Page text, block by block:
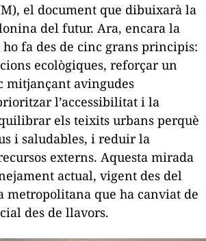
el document que dibuixarà la
del futur. Ara, encara la
fa des de cinc grans principis:
ecològiques, reforçar un
mitjançant avingudes
l’accessibilitat i la
els teixits urbans perquè
i saludables, i reduir la
externs. Aquesta mirada
actual, vigent des del
metropolitana que ha canviat de
des de llavors.